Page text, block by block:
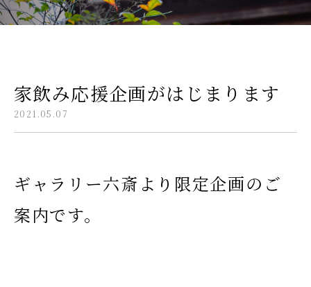
家飲み応援企画がはじまります
2021.05.07
ギャラリー六斎より限定企画のご
案内です。